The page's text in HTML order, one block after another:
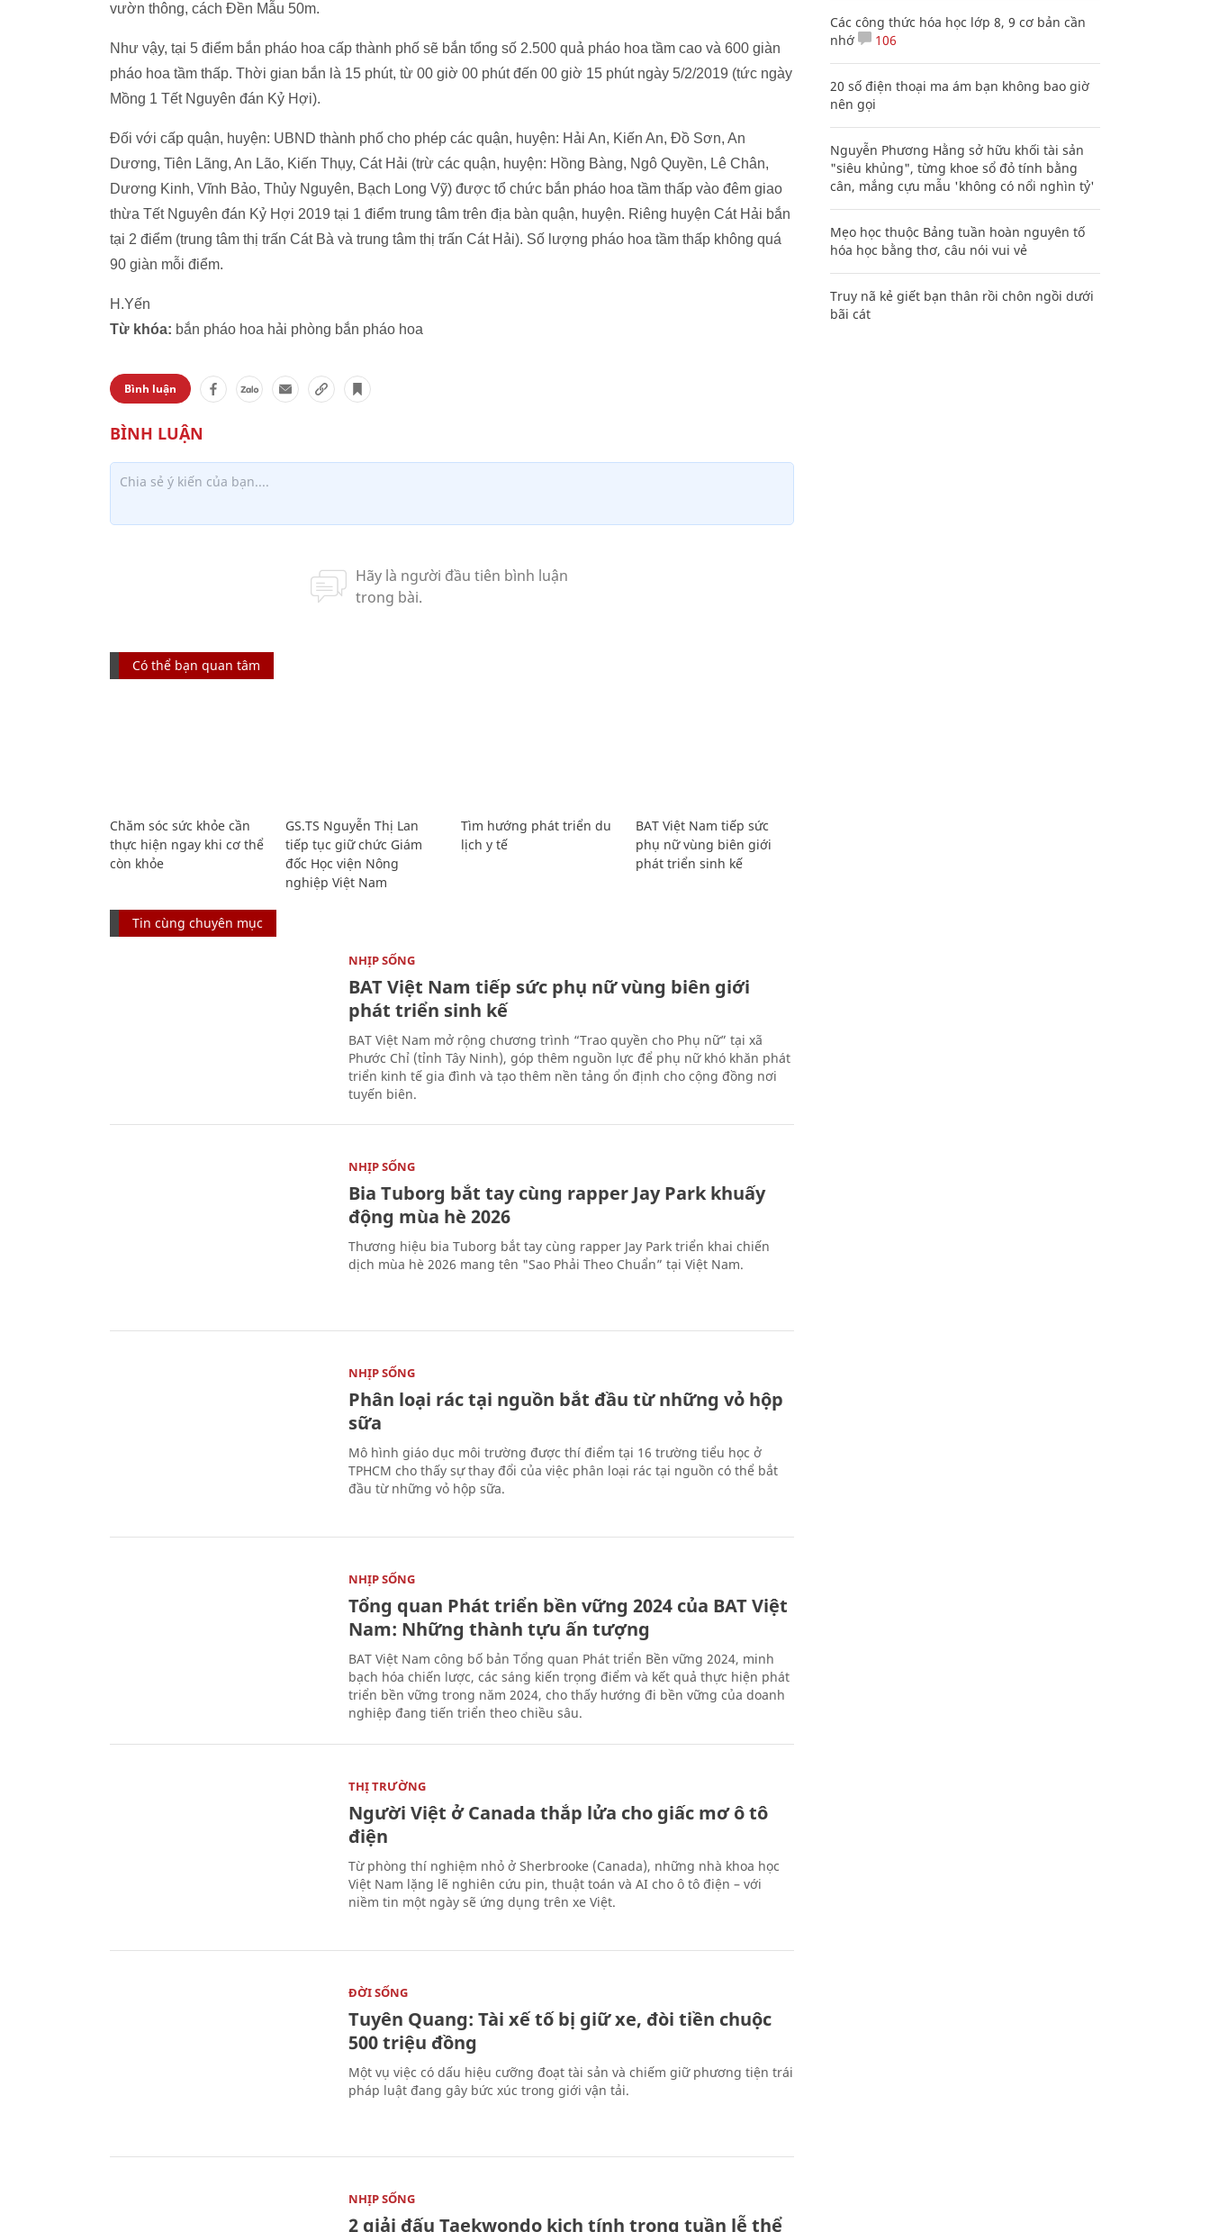
vườn thông, cách Đền Mẫu 50m.
Như vậy, tại 5 điểm bắn pháo hoa cấp thành phố sẽ bắn tổng số 2.500 quả pháo hoa tầm cao và 600 giàn
pháo hoa tầm thấp. Thời gian bắn là 15 phút, từ 00 giờ 00 phút đến 00 giờ 15 phút ngày 5/2/2019 (tức ngày
Mồng 1 Tết Nguyên đán Kỷ Hợi).
Đối với cấp quận, huyện: UBND thành phố cho phép các quận, huyện: Hải An, Kiến An, Đồ Sơn, An
Dương, Tiên Lãng, An Lão, Kiến Thụy, Cát Hải (trừ các quận, huyện: Hồng Bàng, Ngô Quyền, Lê Chân,
Dương Kinh, Vĩnh Bảo, Thủy Nguyên, Bạch Long Vỹ) được tổ chức bắn pháo hoa tầm thấp vào đêm giao
thừa Tết Nguyên đán Kỷ Hợi 2019 tại 1 điểm trung tâm trên địa bàn quận, huyện. Riêng huyện Cát Hải bắn
tại 2 điểm (trung tâm thị trấn Cát Bà và trung tâm thị trấn Cát Hải). Số lượng pháo hoa tầm thấp không quá
90 giàn mỗi điểm.
H.Yến
Từ khóa: bắn pháo hoa hải phòng bắn pháo hoa
Bình luận
Có thể bạn quan tâm
Chăm sóc sức khỏe cần
thực hiện ngay khi cơ thể
còn khỏe
GS.TS Nguyễn Thị Lan
tiếp tục giữ chức Giám
đốc Học viện Nông
nghiệp Việt Nam
Tìm hướng phát triển du
lịch y tế
BAT Việt Nam tiếp sức
phụ nữ vùng biên giới
phát triển sinh kế
Tin cùng chuyên mục
NHỊP SỐNG
BAT Việt Nam tiếp sức phụ nữ vùng biên giới
phát triển sinh kế
BAT Việt Nam mở rộng chương trình “Trao quyền cho Phụ nữ” tại xã
Phước Chỉ (tỉnh Tây Ninh), góp thêm nguồn lực để phụ nữ khó khăn phát
triển kinh tế gia đình và tạo thêm nền tảng ổn định cho cộng đồng nơi
tuyến biên.
NHỊP SỐNG
Bia Tuborg bắt tay cùng rapper Jay Park khuấy
động mùa hè 2026
Thương hiệu bia Tuborg bắt tay cùng rapper Jay Park triển khai chiến
dịch mùa hè 2026 mang tên "Sao Phải Theo Chuẩn” tại Việt Nam.
NHỊP SỐNG
Phân loại rác tại nguồn bắt đầu từ những vỏ hộp
sữa
Mô hình giáo dục môi trường được thí điểm tại 16 trường tiểu học ở
TPHCM cho thấy sự thay đổi của việc phân loại rác tại nguồn có thể bắt
đầu từ những vỏ hộp sữa.
NHỊP SỐNG
Tổng quan Phát triển bền vững 2024 của BAT Việt
Nam: Những thành tựu ấn tượng
BAT Việt Nam công bố bản Tổng quan Phát triển Bền vững 2024, minh
bạch hóa chiến lược, các sáng kiến trọng điểm và kết quả thực hiện phát
triển bền vững trong năm 2024, cho thấy hướng đi bền vững của doanh
nghiệp đang tiến triển theo chiều sâu.
THỊ TRƯỜNG
Người Việt ở Canada thắp lửa cho giấc mơ ô tô
điện
Từ phòng thí nghiệm nhỏ ở Sherbrooke (Canada), những nhà khoa học
Việt Nam lặng lẽ nghiên cứu pin, thuật toán và AI cho ô tô điện – với
niềm tin một ngày sẽ ứng dụng trên xe Việt.
ĐỜI SỐNG
Tuyên Quang: Tài xế tố bị giữ xe, đòi tiền chuộc
500 triệu đồng
Một vụ việc có dấu hiệu cưỡng đoạt tài sản và chiếm giữ phương tiện trái
pháp luật đang gây bức xúc trong giới vận tải.
NHỊP SỐNG
2 giải đấu Taekwondo kịch tính trong tuần lễ thể
Các công thức hóa học lớp 8, 9 cơ bản cần
nhớ
106
20 số điện thoại ma ám bạn không bao giờ
nên gọi
Nguyễn Phương Hằng sở hữu khối tài sản
"siêu khủng", từng khoe sổ đỏ tính bằng
cân, mắng cựu mẫu 'không có nổi nghìn tỷ'
Mẹo học thuộc Bảng tuần hoàn nguyên tố
hóa học bằng thơ, câu nói vui vẻ
Truy nã kẻ giết bạn thân rồi chôn ngồi dưới
bãi cát